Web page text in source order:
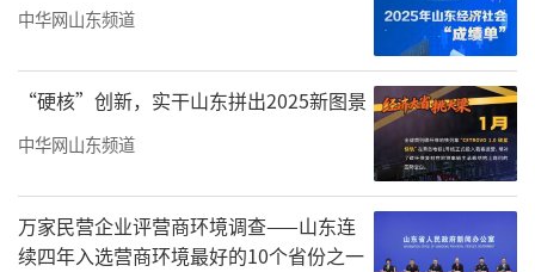
中华网山东频道
“硬核”创新，实干山东拼出2025新图景
中华网山东频道
万家民营企业评营商环境调查——山东连
续四年入选营商环境最好的10个省份之一